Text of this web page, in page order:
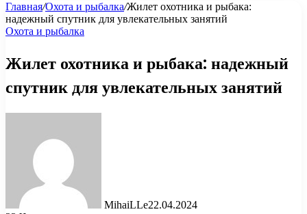
Главная/Охота и рыбалка/Жилет охотника и рыбака:
надежный спутник для увлекательных занятий
Охота и рыбалка
Жилет охотника и рыбака: надежный
спутник для увлекательных занятий
MihaiLLe22.04.2024